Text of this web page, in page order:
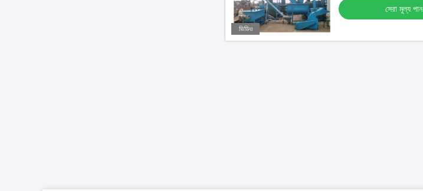
ভিডিও
সেরা মূল্য পান